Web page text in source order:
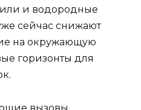
и водородные
сейчас снижают
на окружающую
горизонты для
вызовы,